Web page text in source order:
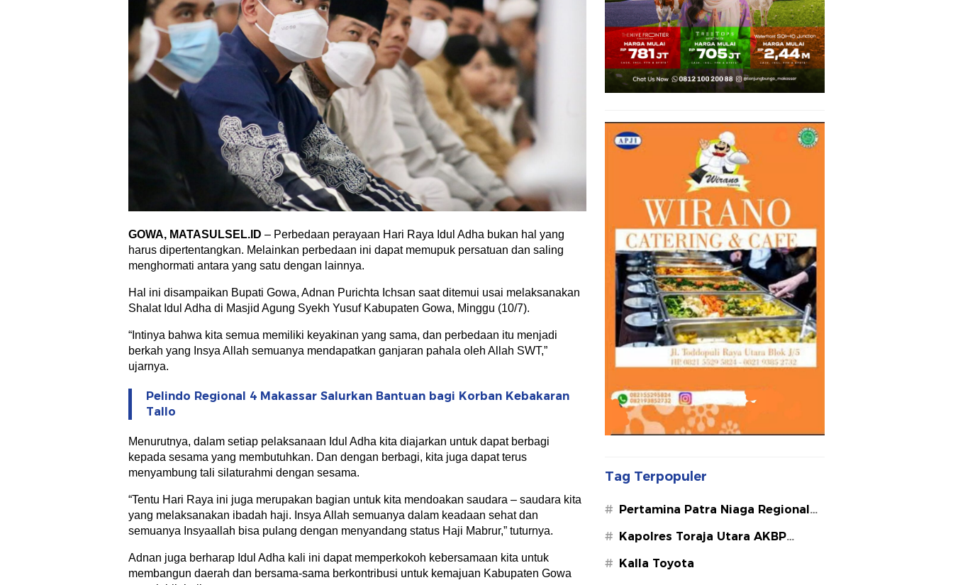
GOWA, MATASULSEL.ID – Perbedaan perayaan Hari Raya Idul Adha bukan hal yang
harus dipertentangkan. Melainkan perbedaan ini dapat memupuk persatuan dan saling
menghormati antara yang satu dengan lainnya.
Hal ini disampaikan Bupati Gowa, Adnan Purichta Ichsan saat ditemui usai melaksanakan
Shalat Idul Adha di Masjid Agung Syekh Yusuf Kabupaten Gowa, Minggu (10/7).
“Intinya bahwa kita semua memiliki keyakinan yang sama, dan perbedaan itu menjadi
berkah yang Insya Allah semuanya mendapatkan ganjaran pahala oleh Allah SWT,”
ujarnya.
Pelindo Regional 4 Makassar Salurkan Bantuan bagi Korban Kebakaran
Tallo
Menurutnya, dalam setiap pelaksanaan Idul Adha kita diajarkan untuk dapat berbagi
kepada sesama yang membutuhkan. Dan dengan berbagi, kita juga dapat terus
menyambung tali silaturahmi dengan sesama.
“Tentu Hari Raya ini juga merupakan bagian untuk kita mendoakan saudara – saudara kita
yang melaksanakan ibadah haji. Insya Allah semuanya dalam keadaan sehat dan
semuanya Insyaallah bisa pulang dengan menyandang status Haji Mabrur,” tuturnya.
Adnan juga berharap Idul Adha kali ini dapat memperkokoh kebersamaan kita untuk
membangun daerah dan bersama-sama berkontribusi untuk kemajuan Kabupaten Gowa
Tag Terpopuler
# Pertamina Patra Niaga Regional
# Kapolres Toraja Utara AKBP
M.Si
# Kalla Toyota